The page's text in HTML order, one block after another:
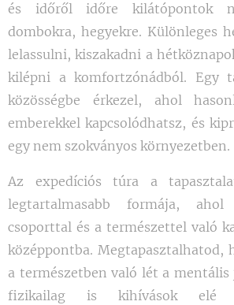
és időről időre kilátópontok
dombokra, hegyekre. Különleges
lelassulni, kiszakadni a
kilépni a komfortzónádból. Egy
közösségbe érkezel, ahol
emberekkel kapcsolódhatsz, és
egy nem szokványos környezetben.
Az expedíciós túra a
legtartalmasabb formája,
csoporttal és a természettel való
középpontba. Megtapasztalhatod,
a természetben való lét a
fizikailag is kihívások elé